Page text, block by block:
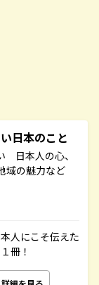
日本のこと
日本人の心、
域の魅力など
人にこそ伝えた
冊！